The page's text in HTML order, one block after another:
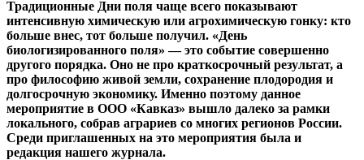
Традиционные Дни поля чаще всего показывают
интенсивную химическую или агрохимическую гонку: кто
больше внес, тот больше получил. «День
биологизированного поля» — это событие совершенно
другого порядка. Оно не про краткосрочный результат, а
про философию живой земли, сохранение плодородия и
долгосрочную экономику. Именно поэтому данное
мероприятие в ООО «Кавказ» вышло далеко за рамки
локального, собрав аграриев со многих регионов России.
Среди приглашенных на это мероприятия была и
редакция нашего журнала.